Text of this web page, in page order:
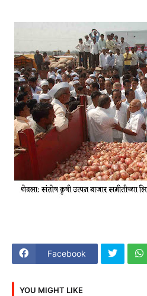
Facebook
YOU MIGHT LIKE